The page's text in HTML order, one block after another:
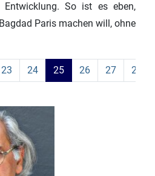
Entwicklung. So ist es eben,
Paris machen will, ohne
23 24 25 26 27 28